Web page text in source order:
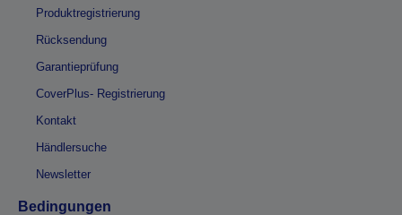
Produktregistrierung
Rücksendung
Garantieprüfung
CoverPlus- Registrierung
Kontakt
Händlersuche
Newsletter
Bedingungen